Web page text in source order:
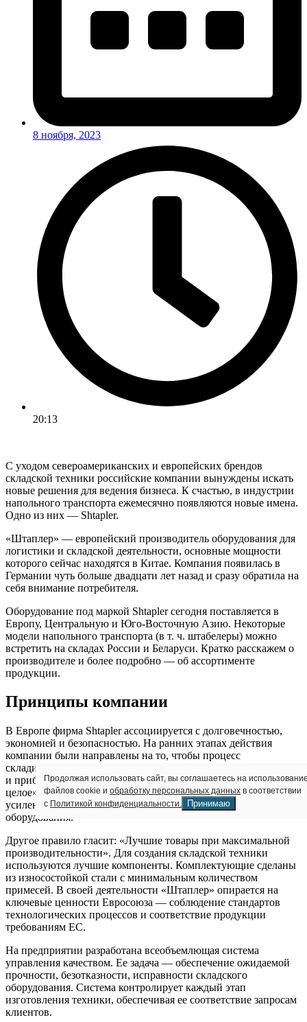
8 ноября, 2023
20:13
С уходом североамериканских и европейских брендов
складской техники российские компании вынуждены искать
новые решения для ведения бизнеса. К счастью, в индустрии
напольного транспорта ежемесячно появляются новые имена.
Одно из них — Shtapler.
«Штаплер» — европейский производитель оборудования для
логистики и складской деятельности, основные мощности
которого сейчас находятся в Китае. Компания появилась в
Германии чуть больше двадцати лет назад и сразу обратила на
себя внимание потребителя.
Оборудование под маркой Shtapler сегодня поставляется в
Европу, Центральную и Юго-Восточную Азию. Некоторые
модели напольного транспорта (в т. ч. штабелеры) можно
встретить на складах России и Беларуси. Кратко расскажем о
производителе и более подробно — об ассортименте
продукции.
Принципы компании
В Европе фирма Shtapler ассоциируется с долговечностью,
экономией и безопасностью. На ранних этапах действия
компании были направлены на то, чтобы процесс
складирования, разгрузки, погрузки стал более продуктивным
и прибыльным для клиентов. «Человек и техника — единое
целое» — так звучит главное правило Shtapler. Разработчики
усиленно совершенствуют характеристики и эргономику
оборудования.
Другое правило гласит: «Лучшие товары при максимальной
производительности». Для создания складской техники
используются лучшие компоненты. Комплектующие сделаны
из износостойкой стали с минимальным количеством
примесей. В своей деятельности «Штаплер» опирается на
ключевые ценности Евросоюза — соблюдение стандартов
технологических процессов и соответствие продукции
требованиям ЕС.
На предприятии разработана всеобъемлющая система
управления качеством. Ее задача — обеспечение ожидаемой
прочности, безотказности, исправности складского
оборудования. Система контролирует каждый этап
изготовления техники, обеспечивая ее соответствие запросам
клиентов.
Продолжая использовать сайт, вы соглашаетесь на
файлов cookie и обработку персональных данных в соответствии
с Политикой конфиденциальности. Принимаю